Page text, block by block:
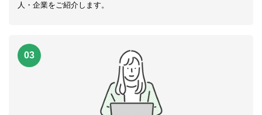
人・企業をご紹介します。
03